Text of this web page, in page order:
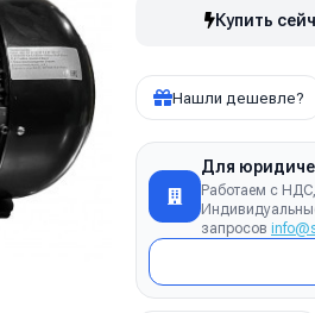
Купить
Нашли дешевле?
Для
Работаем с
запросов